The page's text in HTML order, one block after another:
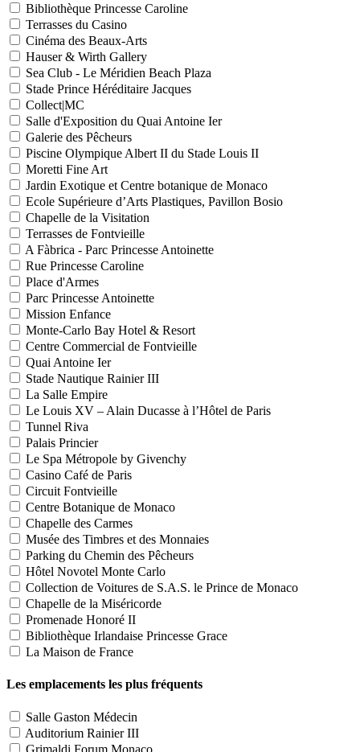
Bibliothèque Princesse Caroline
Terrasses du Casino
Cinéma des Beaux-Arts
Hauser & Wirth Gallery
Sea Club - Le Méridien Beach Plaza
Stade Prince Héréditaire Jacques
Collect|MC
Salle d'Exposition du Quai Antoine Ier
Galerie des Pêcheurs
Piscine Olympique Albert II du Stade Louis II
Moretti Fine Art
Jardin Exotique et Centre botanique de Monaco
Ecole Supérieure d’Arts Plastiques, Pavillon Bosio
Chapelle de la Visitation
Terrasses de Fontvieille
A Fàbrica - Parc Princesse Antoinette
Rue Princesse Caroline
Place d'Armes
Parc Princesse Antoinette
Mission Enfance
Monte-Carlo Bay Hotel & Resort
Centre Commercial de Fontvieille
Quai Antoine Ier
Stade Nautique Rainier III
La Salle Empire
Le Louis XV – Alain Ducasse à l’Hôtel de Paris
Tunnel Riva
Palais Princier
Le Spa Métropole by Givenchy
Casino Café de Paris
Circuit Fontvieille
Centre Botanique de Monaco
Chapelle des Carmes
Musée des Timbres et des Monnaies
Parking du Chemin des Pêcheurs
Hôtel Novotel Monte Carlo
Collection de Voitures de S.A.S. le Prince de Monaco
Chapelle de la Miséricorde
Promenade Honoré II
Bibliothèque Irlandaise Princesse Grace
La Maison de France
Les emplacements les plus fréquents
Salle Gaston Médecin
Auditorium Rainier III
Grimaldi Forum Monaco